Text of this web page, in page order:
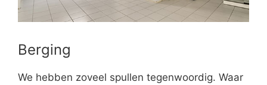
Berging
We hebben zoveel spullen tegenwoordig. Waar